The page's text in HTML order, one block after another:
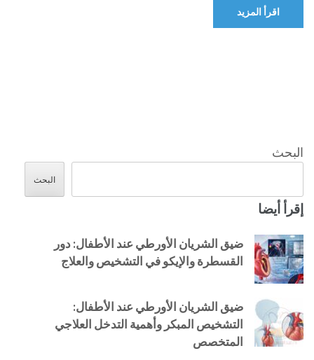
اقرأ المزيد
البحث
البحث
إقرأ أيضا
ضيق الشريان الأورطي عند الأطفال: دور
القسطرة والإيكو في التشخيص والعلاج
ضيق الشريان الأورطي عند الأطفال:
التشخيص المبكر وأهمية التدخل العلاجي
المتخصص